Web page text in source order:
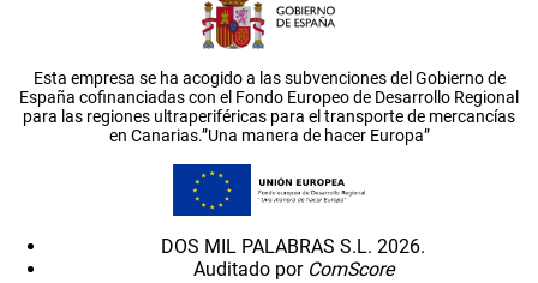
Esta empresa se ha acogido a las subvenciones del Gobierno de
España cofinanciadas con el Fondo Europeo de Desarrollo Regional
para las regiones ultraperiféricas para el transporte de mercancías
en Canarias.”Una manera de hacer Europa”
DOS MIL PALABRAS S.L. 2026.
Auditado por ComScore